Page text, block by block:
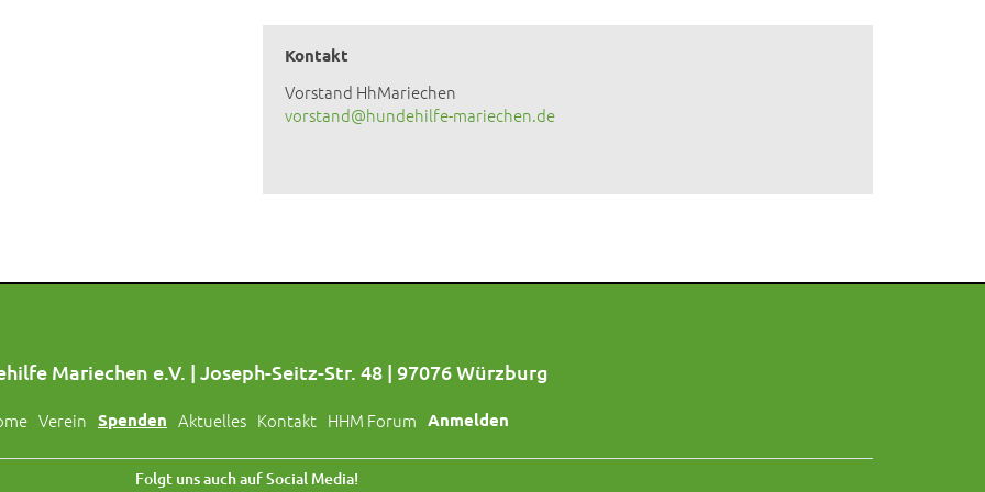
Kontakt
Vorstand HhMariechen
vorstand@hundehilfe-mariechen.de
Mariechen e.V. | Joseph-Seitz-Str. 48 | 97076 Würzburg
Verein Spenden Aktuelles Kontakt HHM Forum Anmelden
Folgt uns auch auf Social Media!